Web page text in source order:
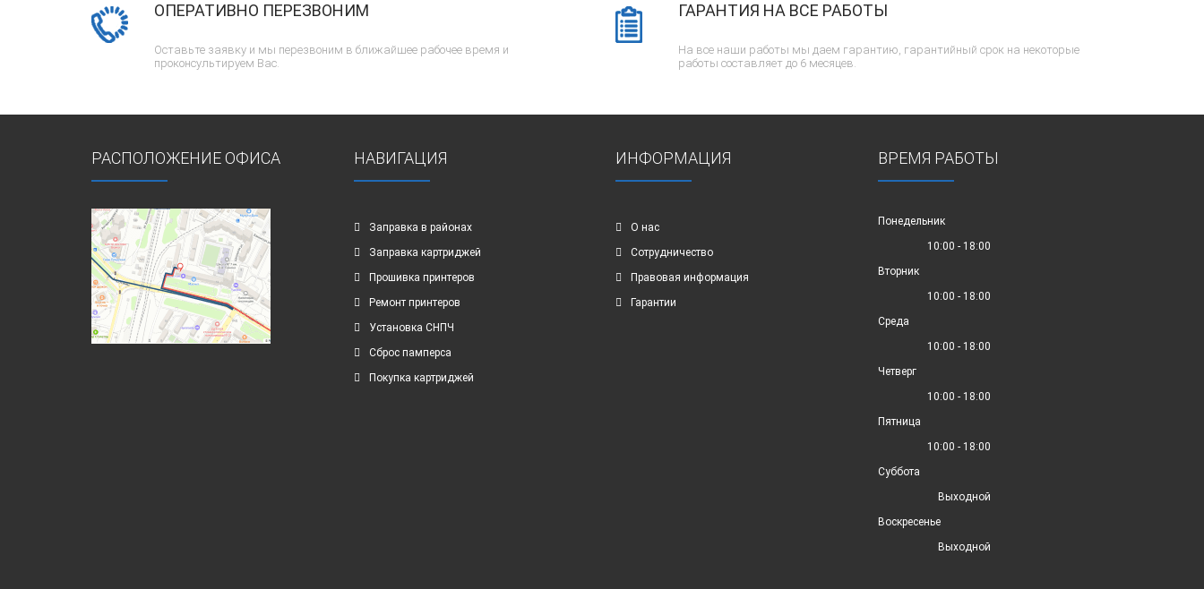
ОПЕРАТИВНО ПЕРЕЗВОНИМ
Оставьте заявку и мы перезвоним в ближайшее рабочее время и
проконсультируем Вас.
ГАРАНТИЯ НА ВСЕ РАБОТЫ
На все наши работы мы даем гарантию, гарантийный срок на некоторые
работы составляет до 6 месяцев.
РАСПОЛОЖЕНИЕ ОФИСА НАВИГАЦИЯ
Заправка в районах
Заправка картриджей
Прошивка принтеров
Ремонт принтеров
Установка СНПЧ
Сброс памперса
Покупка картриджей
ИНФОРМАЦИЯ
О нас
Сотрудничество
Правовая информация
Гарантии
ВРЕМЯ РАБОТЫ
Понедельник
10:00 - 18:00
Вторник
10:00 - 18:00
Среда
10:00 - 18:00
Четверг
10:00 - 18:00
Пятница
10:00 - 18:00
Суббота
Выходной
Воскресенье
Выходной